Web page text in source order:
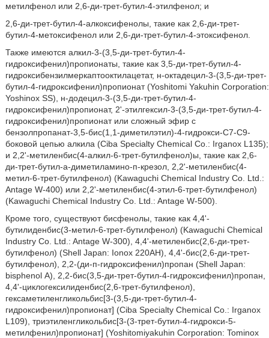
метилфенол или 2,6-ди-трет-бутил-4-этилфенол; и
2,6-ди-трет-бутил-4-алкоксифенолы, такие как 2,6-ди-трет-
бутил-4-метоксифенол или 2,6-ди-трет-бутил-4-этоксифенол.
Также имеются алкил-3-(3,5-ди-трет-бутил-4-
гидроксифенил)пропионаты, такие как 3,5-ди-трет-бутил-4-
гидроксибензилмеркаптооктилацетат, н-октадецил-3-(3,5-ди-трет-
бутил-4-гидроксифенил)пропионат (Yoshitomi Yakuhin Corporation:
Yoshinox SS), н-додецил-3-(3,5-ди-трет-бутил-4-
гидроксифенил)пропионат, 2'-этилгексил-3-(3,5-ди-трет-бутил-4-
гидроксифенил)пропионат или сложный эфир с
бензолпропанат-3,5-бис(1,1-диметилэтил)-4-гидрокси-С7-С9-
боковой цепью алкила (Ciba Specialty Chemical Co.: Irganox L135);
и 2,2'-метиленбис(4-алкил-6-трет-бутилфенол)ы, такие как 2,6-
ди-трет-бутил-а-диметиламино-п-крезол, 2,2'-метиленбис(4-
метил-6-трет-бутилфенол) (Kawaguchi Chemical Industry Co. Ltd.:
Antage W-400) или 2,2'-метиленбис(4-этил-6-трет-бутилфенол)
(Kawaguchi Chemical Industry Co. Ltd.: Antage W-500).
Кроме того, существуют бисфенолы, такие как 4,4'-
бутилиденбис(3-метил-6-трет-бутилфенол) (Kawaguchi Chemical
Industry Co. Ltd.: Antage W-300), 4,4'-метиленбис(2,6-ди-трет-
бутилфенол) (Shell Japan: Ionox 220AH), 4,4'-бис(2,6-ди-трет-
бутилфенол), 2,2-(ди-п-гидроксифенил)пропан (Shell Japan:
bisphenol А), 2,2-бис(3,5-ди-трет-бутил-4-гидроксифенил)пропан,
4,4'-циклогексилиденбис(2,6-трет-бутилфенол),
гексаметиленгликольбис[3-(3,5-ди-трет-бутил-4-
гидроксифенил)пропионат] (Ciba Specialty Chemical Co.: Irganox
L109), триэтиленгликольбис[3-(3-трет-бутил-4-гидрокси-5-
метилфенил)пропионат] (Yoshitomiyakuhin Corporation: Tominox